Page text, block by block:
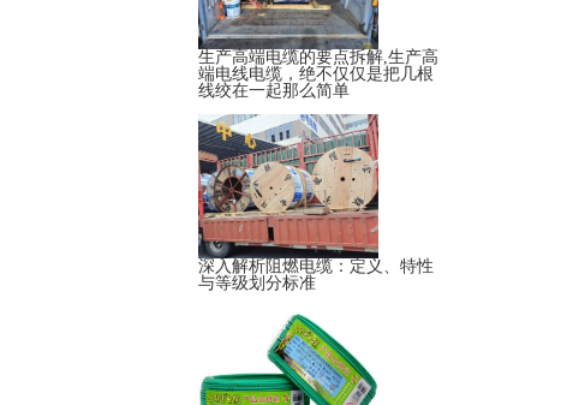
生产高端电缆的要点拆解,生产高
端电线电缆，绝不仅仅是把几根
线绞在一起那么简单
深入解析阻燃电缆：定义、特性
与等级划分标准